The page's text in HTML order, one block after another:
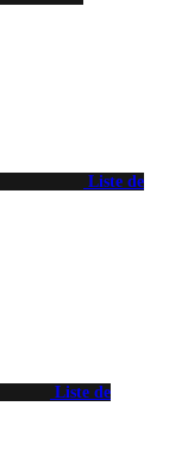
Liste de
Liste de